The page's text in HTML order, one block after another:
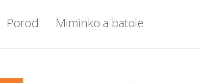
Porod Miminko a batole